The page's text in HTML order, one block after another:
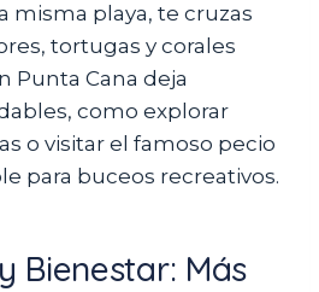
misma playa, te cruzas
tortugas y corales
Punta Cana deja
como explorar
o visitar el famoso pecio
para buceos recreativos.
Bienestar: Más